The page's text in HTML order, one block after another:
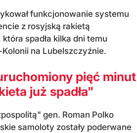
funkcjonowanie systemu
z rosyjską rakietą
spadła kilka dni temu
na Lubelszczyźnie.
pięć minut
już spadła"
gen. Roman Polko
samoloty zostały poderwane